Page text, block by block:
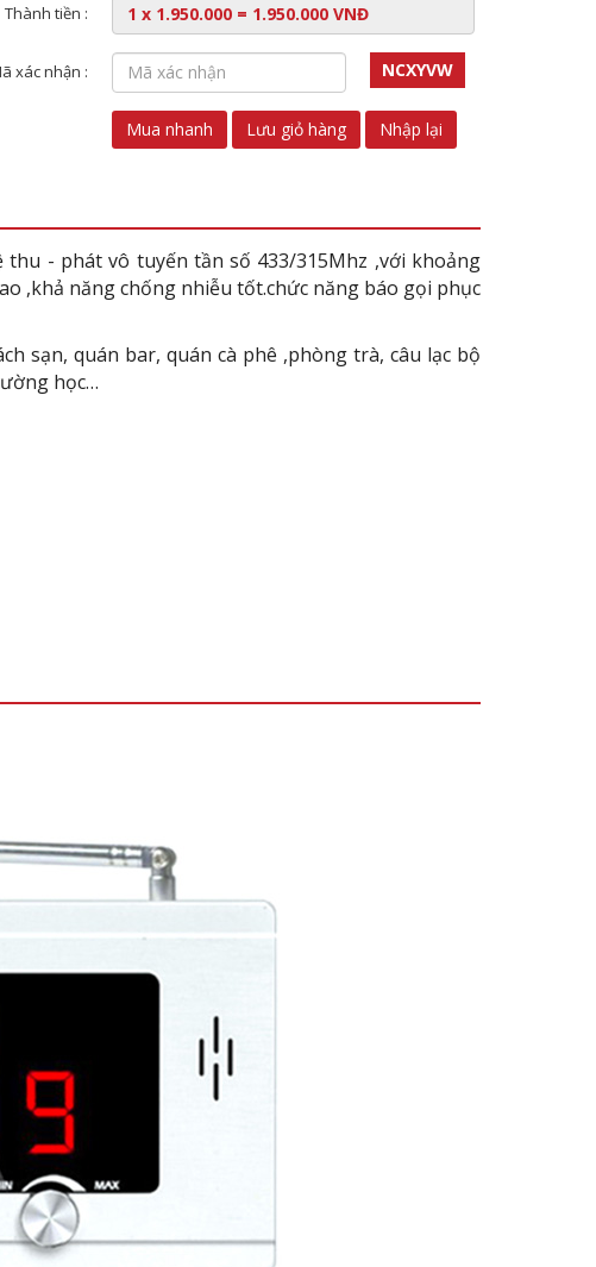
Thành tiền :
xác nhận : NCXYVW
Mua nhanh Lưu giỏ hàng Nhập lại
- phát vô tuyến tần số 433/315Mhz ,với khoảng
,khả năng chống nhiễu tốt.chức năng báo gọi phục
sạn, quán bar, quán cà phê ,phòng trà, câu lạc bộ
học…